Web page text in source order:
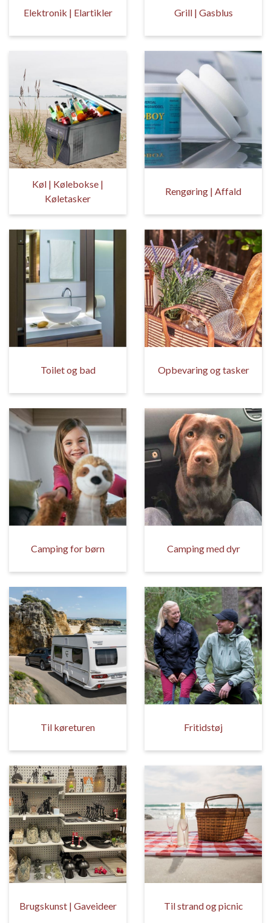
Elektronik | Elartikler Grill | Gasblus
Køl | Kølebokse |
Køletasker
Rengøring | Affald
Toilet og bad Opbevaring og tasker
Camping for børn Camping med dyr
Til køreturen Fritidstøj
Brugskunst | Gaveideer Til strand og picnic